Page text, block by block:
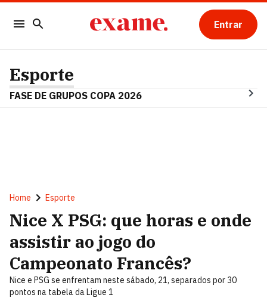
Entrar
Esporte
FASE DE GRUPOS COPA 2026
Home Esporte
Nice X PSG: que horas e onde
assistir ao jogo do
Campeonato Francês?
Nice e PSG se enfrentam neste sábado, 21, separados por 30
pontos na tabela da Ligue 1